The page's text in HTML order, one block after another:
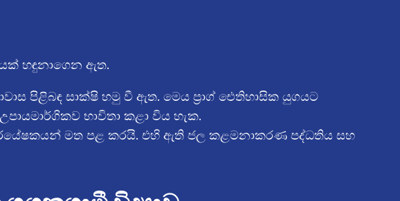
හඳුනාගෙන ඇත.
පිළිබඳ සාක්ෂි හමු වී ඇත. මෙය ප්‍රාග් ඓතිහාසික යුගයට
භාවිතා කළා විය හැක.
මත පළ කරයි. එහි ඇති ජල කළමනාකරණ පද්ධතිය සහ